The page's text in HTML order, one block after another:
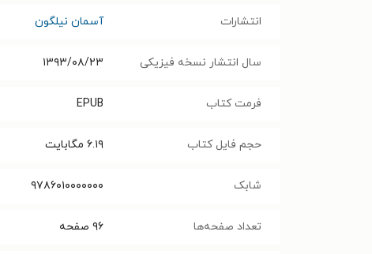
انتشارات آسمان نیلگون
سال انتشار نسخه فیزیکی ۱۳۹۳/۰۸/۲۳
فرمت کتاب EPUB
حجم فایل کتاب ۶.۱۹ مگابایت
شابک ۹۷۸۶۰۱۰۰۰۰۰۰۰
تعداد صفحه‌ها ۹۶ صفحه